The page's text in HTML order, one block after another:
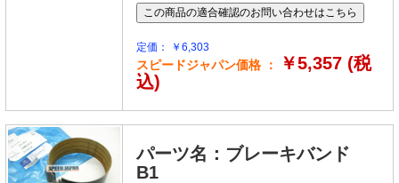
定価： ￥6,303
スピードジャパン価格 ：
￥5,357 (税
込)
パーツ名：ブレーキバンド
B1